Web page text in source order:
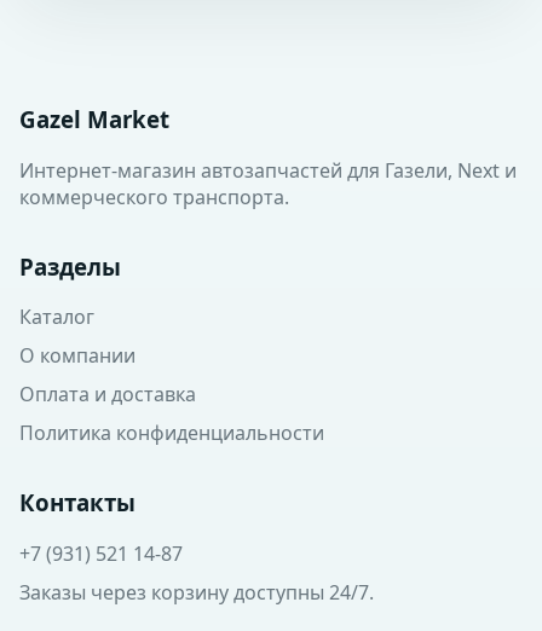
Gazel Market
Интернет-магазин автозапчастей для Газели, Next и
коммерческого транспорта.
Разделы
Каталог
О компании
Оплата и доставка
Политика конфиденциальности
Контакты
+7 (931) 521 14-87
Заказы через корзину доступны 24/7.